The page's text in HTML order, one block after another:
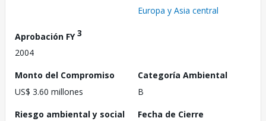
Europa y Asia central
Aprobación FY3
2004
Monto del Compromiso
US$ 3.60 millones
Categoría Ambiental
B
Riesgo ambiental y social
Fecha de Cierre